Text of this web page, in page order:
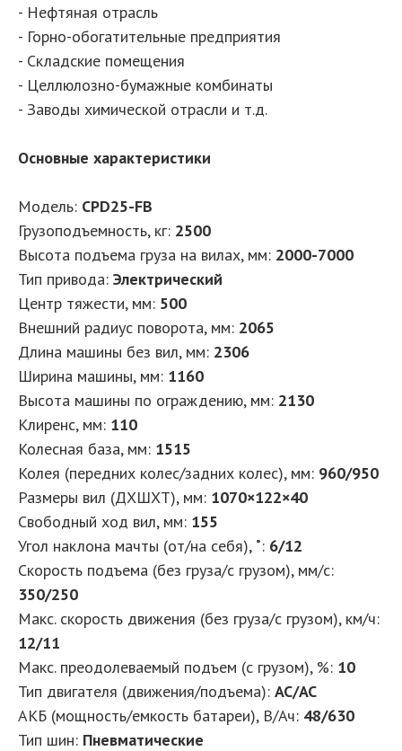
- Нефтяная отрасль
- Горно-обогатительные предприятия
- Складские помещения
- Целлюлозно-бумажные комбинаты
- Заводы химической отрасли и т.д.
Основные характеристики
Модель: CPD25-FB
Грузоподъемность, кг: 2500
Высота подъема груза на вилах, мм: 2000-7000
Тип привода: Электрический
Центр тяжести, мм: 500
Внешний радиус поворота, мм: 2065
Длина машины без вил, мм: 2306
Ширина машины, мм: 1160
Высота машины по ограждению, мм: 2130
Клиренс, мм: 110
Колесная база, мм: 1515
Колея (передних колес/задних колес), мм: 960/950
Размеры вил (ДXШXТ), мм: 1070×122×40
Свободный ход вил, мм: 155
Угол наклона мачты (от/на себя), ˚: 6/12
Скорость подъема (без груза/с грузом), мм/с:
350/250
Макс. скорость движения (без груза/с грузом), км/ч:
12/11
Макс. преодолеваемый подъем (с грузом), %: 10
Тип двигателя (движения/подъема): AC/AC
АКБ (мощность/емкость батареи), В/Ач: 48/630
Тип шин: Пневматические